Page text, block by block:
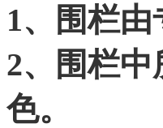
1、围栏
2、围栏
色。